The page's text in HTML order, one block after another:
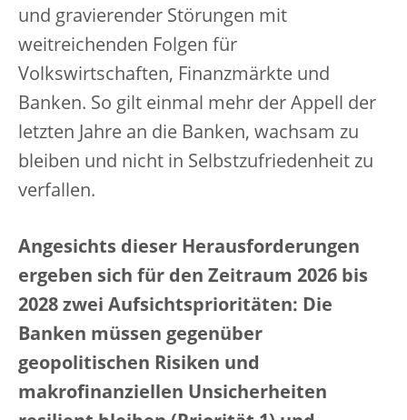
und gravierender Störungen mit
weitreichenden Folgen für
Volkswirtschaften, Finanzmärkte und
Banken. So gilt einmal mehr der Appell der
letzten Jahre an die Banken, wachsam zu
bleiben und nicht in Selbstzufriedenheit zu
verfallen.
Angesichts dieser Herausforderungen
ergeben sich für den Zeitraum 2026 bis
2028 zwei Aufsichtsprioritäten: Die
Banken müssen gegenüber
geopolitischen Risiken und
makrofinanziellen Unsicherheiten